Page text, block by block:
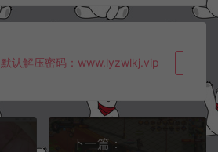
默认解压密码：www.lyzwlkj.vip
下一篇：